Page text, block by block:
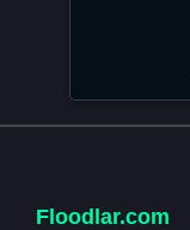
Floodlar.com